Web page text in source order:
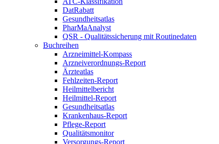
DatRabatt
Gesundheitsatlas
PharMaAnalyst
QSR - Qualitätssicherung mit Routinedaten
Buchreihen
Arzneimittel-Kompass
Arzneiverordnungs-Report
Ärzteatlas
Fehlzeiten-Report
Heilmittelbericht
Heilmittel-Report
Gesundheitsatlas
Krankenhaus-Report
Pflege-Report
Qualitätsmonitor
Versorgungs-Report